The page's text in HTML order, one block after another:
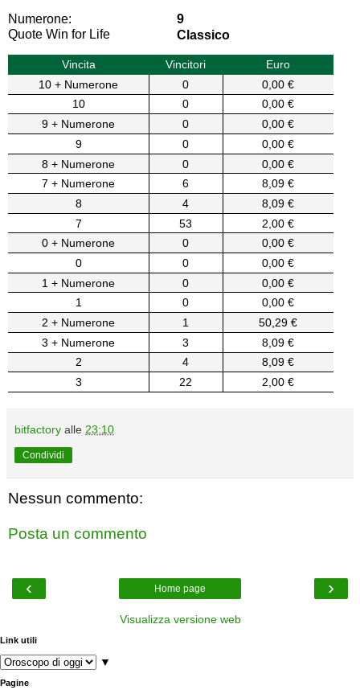
Numerone:
9
Quote Win for Life
Classico
Vincita Vincitori
Euro
10 + Numerone
0
0,00 €
10
0
0,00 €
9 + Numerone
0
0,00 €
9
0
0,00 €
8 + Numerone
0
0,00 €
7 + Numerone
6
8,09 €
8
4
8,09 €
7
53
2,00 €
0 + Numerone
0
0,00 €
0
0
0,00 €
1 + Numerone
0
0,00 €
1
0
0,00 €
2 + Numerone
1
50,29 €
3 + Numerone
3
8,09 €
2
4
8,09 €
3
22 2,00 €
bitfactory alle 23:10
Condividi
Nessun commento:
Posta un commento
‹ ›
Home page
Visualizza versione web
Link utili
▼
Pagine